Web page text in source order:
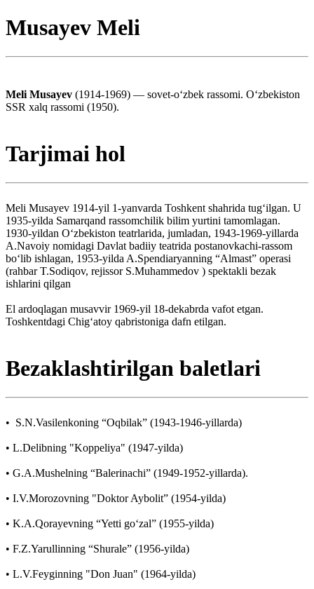
Musayev Meli
Meli Musayev (1914-1969) — sovet-o‘zbek rassomi. O‘zbekiston
SSR xalq rassomi (1950).
Tarjimai hol
Meli Musayev 1914-yil 1-yanvarda Toshkent shahrida tug‘ilgan. U
1935-yilda Samarqand rassomchilik bilim yurtini tamomlagan.
1930-yildan O‘zbekiston teatrlarida, jumladan, 1943-1969-yillarda
A.Navoiy nomidagi Davlat badiiy teatrida postanovkachi-rassom
bo‘lib ishlagan, 1953-yilda A.Spendiaryanning “Almast” operasi
(rahbar T.Sodiqov, rejissor S.Muhammedov ) spektakli bezak
ishlarini qilgan
El ardoqlagan musavvir 1969-yil 18-dekabrda vafot etgan.
Toshkentdagi Chig‘atoy qabristoniga dafn etilgan.
Bezaklashtirilgan baletlari
• S.N.Vasilenkoning “Oqbilak” (1943-1946-yillarda)
• L.Delibning "Koppeliya" (1947-yilda)
• G.A.Mushelning “Balerinachi” (1949-1952-yillarda).
• I.V.Morozovning "Doktor Aybolit” (1954-yilda)
• K.A.Qorayevning “Yetti go‘zal” (1955-yilda)
• F.Z.Yarullinning “Shurale” (1956-yilda)
• L.V.Feyginning "Don Juan" (1964-yilda)